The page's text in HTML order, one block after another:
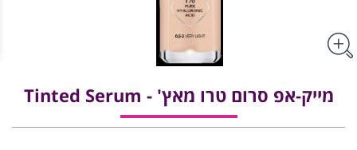
מייק-אפ סרום טרו מאץ' - Tinted Serum